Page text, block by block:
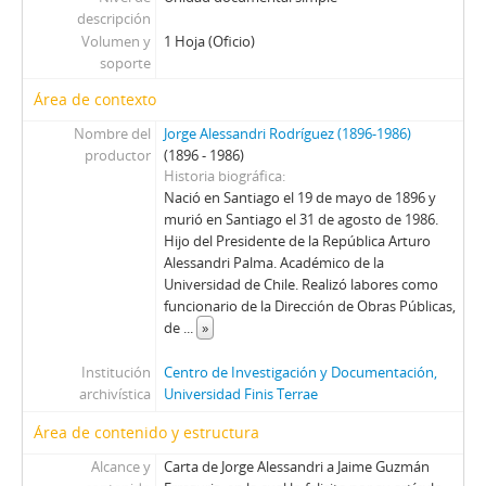
84 - Preguntas formuladas a Jorge Alessandri por alumnos del Instituto Nacional
87 - Carta de Jorge Alessandri a Horacio Hernández A.
88 - Fotocopia de recorte de prensa Discurso en homenaje a Fray Camilo Henriquez
89 - Carta de Pedro Oporto Vera a Jorge Alessandri
90 - Carta de Jorge Alessandri a Pedro Oporto Vera
91 - Carta firmada de María Pía Fuentealba de Zalaquett
92 - Carta de Jorge Alessandri a Juan Bautista Rossetti Colombino
93 - Carta de Jorge Alessandri a María Pía Fuentealba de Zalaquett
94 - Carta de Jorge Vega Germain a Jorge Alessandri
95 - Carta de un funcionario [desconocido] de la Municipalidad de Santiago a Jorge Alessandri
96 - Carta firmada de la dirección de la Sociedad Nacional de Agricultura a Jorge Alessandri
97 - Carta de Jorge Alessandri a la Directiva de la Sociedad Nacional de Agricultura
99 - Carta de María Luisa Menares a Jorge Alessandri
100 - Carta firmada de Werner Ohl Muller a Jorge Alessandri
descripción
Volumen y
soporte
1 Hoja (Oficio)
Área de contexto
Nombre del
productor
Jorge Alessandri Rodríguez (1896-1986)
(1896 - 1986)
Historia biográfica
Nació en Santiago el 19 de mayo de 1896 y
murió en Santiago el 31 de agosto de 1986.
Hijo del Presidente de la República Arturo
Alessandri Palma. Académico de la
Universidad de Chile. Realizó labores como
funcionario de la Dirección de Obras Públicas,
de ... »
Institución
archivística
Centro de Investigación y Documentación,
Universidad Finis Terrae
Área de contenido y estructura
Alcance y
Carta de Jorge Alessandri a Jaime Guzmán